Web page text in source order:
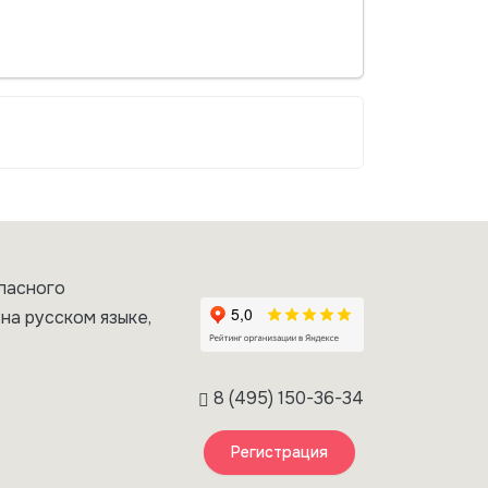
русском языке,
8 (495) 150-36-34
Регистрация